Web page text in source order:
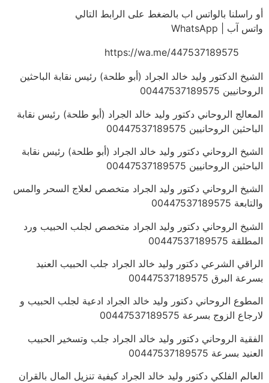
أو راسلنا بالواتس اب بالضغط على الرابط التالي
واتس آب | WhatsApp
https://wa.me/447537189575
الشيخ الدكتور وليد خالد الجراد (أبو طلحة) رئيس نقابة الباحثين
الروحانيين 00447537189575
المعالج الروحاني دكتور وليد خالد الجراد (أبو طلحة) رئيس نقابة
الباحثين الروحانيين 00447537189575
الشيخ الروحاني دكتور وليد خالد الجراد (أبو طلحة) رئيس نقابة
الباحثين الروحانيين 00447537189575
الشيخ الروحاني دكتور وليد الجراد متخصص لعلاج السحر والمس
والتابعة 00447537189575
الشيخ الروحاني دكتور وليد الجراد متخصص لجلب الحبيب ورد
المطلقة 00447537189575
الراقي الشرعي دكتور وليد خالد الجراد جلب الحبيب العنيد
بسرعة البرق 00447537189575
المطوع الروحاني دكتور وليد خالد الجراد ادعية لجلب الحبيب و
لارجاع الزوج بسرعة 00447537189575
الفقية الروحاني دكتور وليد خالد الجراد جلب وتسخير الحبيب
العنيد بسرعة 00447537189575
العالم الفلكي دكتور وليد خالد الجراد كيفية تنزيل المال بالقران